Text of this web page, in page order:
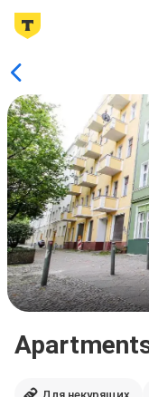
Для некурящих